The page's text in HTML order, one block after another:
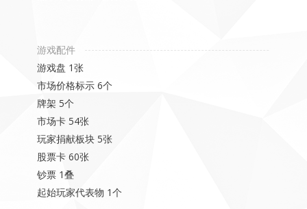
游戏配件
游戏盘 1张
市场价格标示 6个
牌架 5个
市场卡 54张
玩家捐献板块 5张
股票卡 60张
钞票 1叠
起始玩家代表物 1个